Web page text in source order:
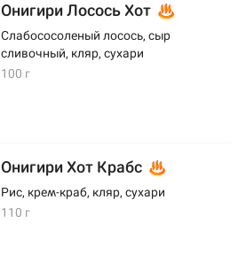
Онигири Лосось Хот
Слабососоленый лосось, сыр
сливочный, кляр, сухари
100 г
Онигири Хот Крабс
Рис, крем-краб, кляр, сухари
110 г